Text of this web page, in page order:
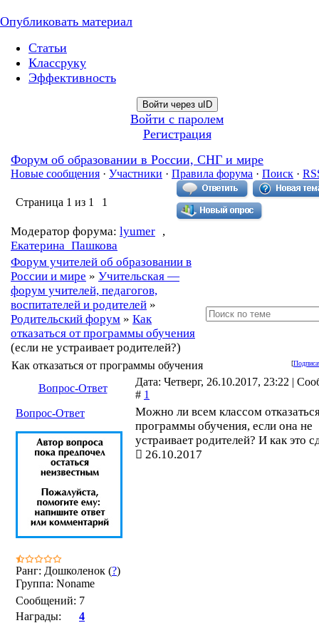
Опубликовать материал
Статьи
Классруку
Эффективность
Войти через uID
Войти с паролем
Регистрация
Форум об образовании в России, СНГ и мире
Новые сообщения · Участники · Правила форума · Поиск ·
Страница 1 из 1 1
Модератор форума: lyumer ,
Екатерина_Пашкова
Форум учителей об образовании в
России и мире » Учительская —
форум учителей, педагогов,
воспитателей и родителей »
Родительский форум » Как
отказаться от программы обучения
(если не устраивает родителей?)
[
Как отказаться от программы обучения
Вопрос-Ответ
Дата: Четверг, 26.10.2017, 23:22 |
# 1
Вопрос-Ответ
Ранг: Дошколенок (?)
Группа: Noname
Сообщений: 7
Награды:
4
Можно ли всем классом
программы обучения, если она не
устраивает родителей? И как это
26.10.2017